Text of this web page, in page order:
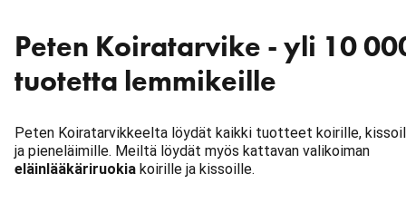
Peten Koiratarvike - yli 10
tuotetta lemmikeille
Peten Koiratarvikkeelta löydät kaikki tuotteet koirille,
ja pieneläimille. Meiltä löydät myös kattavan valikoiman
eläinlääkäriruokia koirille ja kissoille.